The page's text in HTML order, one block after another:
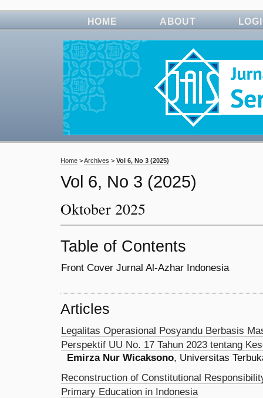
HOME ABOUT
Home >Archives > Vol 6, No 3 (2025)
Vol 6, No 3 (2025)
Oktober 2025
Table of Contents
Front Cover Jurnal Al-Azhar Indonesia
Articles
Legalitas Operasional Posyandu Berbasis
Perspektif UU No. 17 Tahun 2023 tentang
Emirza Nur Wicaksono, Universitas
Reconstruction of Constitutional
Primary Education in Indonesia